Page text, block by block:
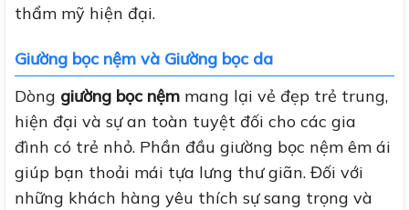
thẩm mỹ hiện đại.
Giường bọc nệm và Giường bọc da
Dòng giường bọc nệm mang lại vẻ đẹp trẻ trung,
hiện đại và sự an toàn tuyệt đối cho các gia
đình có trẻ nhỏ. Phần đầu giường bọc nệm êm ái
giúp bạn thoải mái tựa lưng thư giãn. Đối với
những khách hàng yêu thích sự sang trọng và